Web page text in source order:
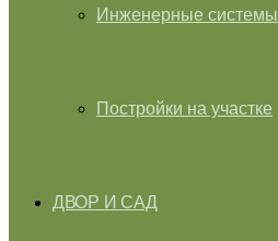
Инженерные системы
Постройки на участке
ДВОР И САД